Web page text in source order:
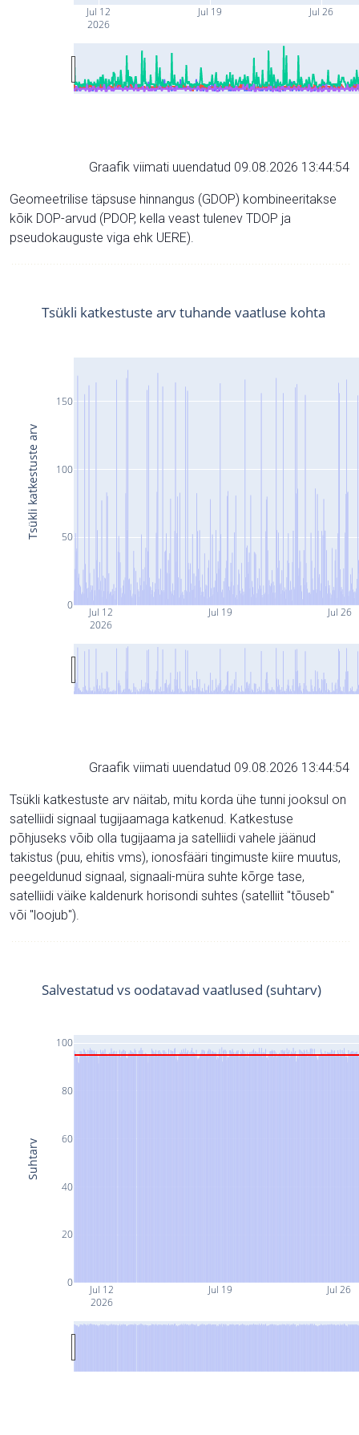
Jul 12
2026
Jul 19 Jul 26
Graafik viimati uuendatud 09.08.2026 13:44:54
Geomeetrilise täpsuse hinnangus (GDOP) kombineeritakse
kõik DOP-arvud (PDOP, kella veast tulenev TDOP ja
pseudokauguste viga ehk UERE).
Jul 12
2026
Jul 19 Jul 26
0
50
100
150
Tsükli katkestuste arv tuhande vaatluse kohta
Tsükli katkestuste arv
Graafik viimati uuendatud 09.08.2026 13:44:54
Tsükli katkestuste arv näitab, mitu korda ühe tunni jooksul on
satelliidi signaal tugijaamaga katkenud. Katkestuse
põhjuseks võib olla tugijaama ja satelliidi vahele jäänud
takistus (puu, ehitis vms), ionosfääri tingimuste kiire muutus,
peegeldunud signaal, signaali-müra suhte kõrge tase,
satelliidi väike kaldenurk horisondi suhtes (satelliit "tõuseb"
või "loojub").
Jul 12
2026
Jul 19 Jul 26
0
20
40
60
80
100
Salvestatud vs oodatavad vaatlused (suhtarv)
Suhtarv